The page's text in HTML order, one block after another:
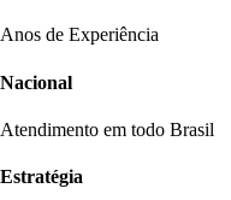
Anos de Experiência
Nacional
Atendimento em todo Brasil
Estratégia